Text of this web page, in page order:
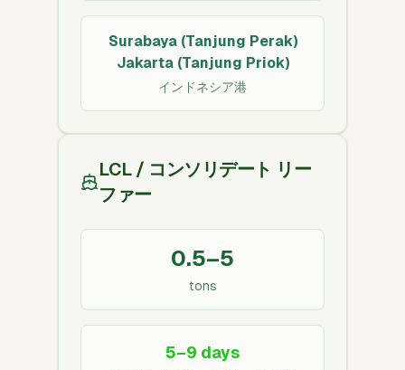
Surabaya (Tanjung Perak)
Jakarta (Tanjung Priok)
インドネシア港
LCL / コンソリデート リー
ファー
0.5–5
tons
5–9 days